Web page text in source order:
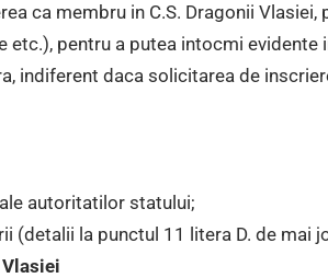
ca membru in C.S. Dragonii
pentru a putea intocmi evidente
indiferent daca solicitarea de
autoritatilor statului;
(detalii la punctul 11 litera D. de mai